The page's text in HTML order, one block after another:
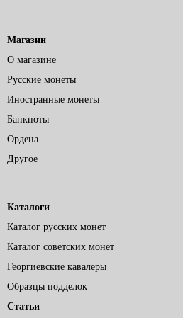
Магазин
О магазине
Русские монеты
Иностранные монеты
Банкноты
Ордена
Другое
Каталоги
Каталог русских монет
Каталог советских монет
Георгиевские кавалеры
Образцы подделок
Статьи